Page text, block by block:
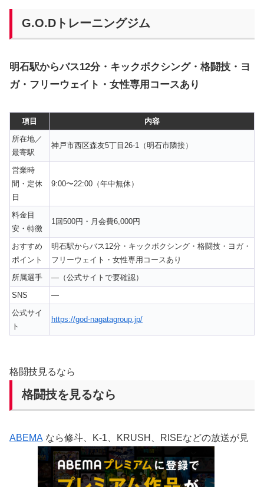
G.O.Dトレーニングジム
明石駅からバス12分・キックボクシング・格闘技・ヨ
ガ・フリーウェイト・女性専用コースあり
項目
内容
所在地／
最寄駅
神戸市西区森友5丁目26-1（明石市隣接）
営業時
間・定休
日
9:00〜22:00（年中無休）
料金目
安・特徴
1回500円・月会費6,000円
おすすめ
ポイント
明石駅からバス12分・キックボクシング・格闘技・ヨガ・
フリーウェイト・女性専用コースあり
所属選手
—（公式サイトで要確認）
SNS
—
公式サイ
ト
https://god-nagatagroup.jp/
格闘技見るなら
格闘技を見るなら
ABEMA なら修斗、K-1、KRUSH、RISEなどの放送が見